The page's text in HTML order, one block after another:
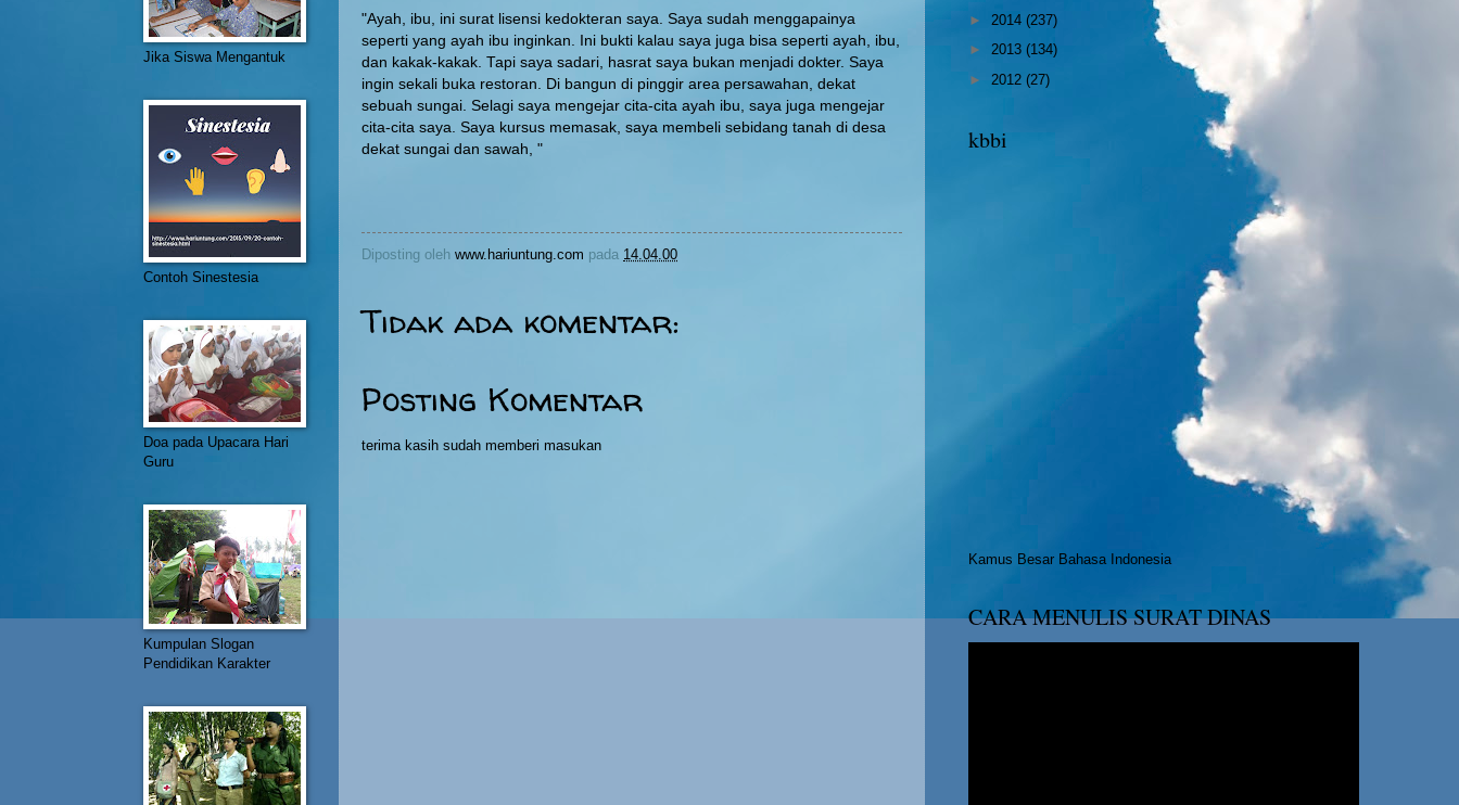
"Ayah, ibu, ini surat lisensi kedokteran saya. Saya sudah menggapainya
seperti yang ayah ibu inginkan. Ini bukti kalau saya juga bisa seperti ayah, ibu,
dan kakak-kakak. Tapi saya sadari, hasrat saya bukan menjadi dokter. Saya
ingin sekali buka restoran. Di bangun di pinggir area persawahan, dekat
sebuah sungai. Selagi saya mengejar cita-cita ayah ibu, saya juga mengejar
cita-cita saya. Saya kursus memasak, saya membeli sebidang tanah di desa
dekat sungai dan sawah, "
Diposting oleh www.hariuntung.com pada 14.04.00
Tidak ada komentar:
Posting Komentar
terima kasih sudah memberi masukan
Jika Siswa Mengantuk
Contoh Sinestesia
Doa pada Upacara Hari
Guru
Kumpulan Slogan
Pendidikan Karakter
► 2014 (237)
► 2013 (134)
► 2012 (27)
kbbi
Kamus Besar Bahasa Indonesia
CARA MENULIS SURAT DINAS